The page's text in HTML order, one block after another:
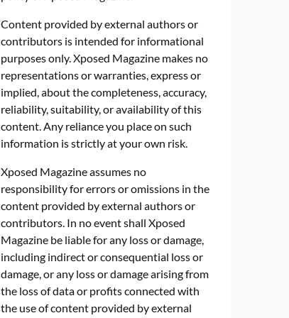
Content provided by external authors or
contributors is intended for informational
purposes only. Xposed Magazine makes no
representations or warranties, express or
implied, about the completeness, accuracy,
reliability, suitability, or availability of this
content. Any reliance you place on such
information is strictly at your own risk.
Xposed Magazine assumes no
responsibility for errors or omissions in the
content provided by external authors or
contributors. In no event shall Xposed
Magazine be liable for any loss or damage,
including indirect or consequential loss or
damage, or any loss or damage arising from
the loss of data or profits connected with
the use of content provided by external